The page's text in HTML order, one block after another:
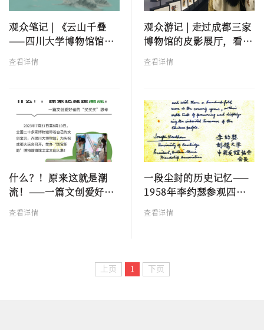
观众笔记 | 《云山千叠
——四川大学博物馆馆藏
查看详情
观众游记 | 走过成都三家
博物馆的皮影展厅，看
查看详情
什么？！原来这就是潮
流！——一篇文创爱好者
的“买买买”思考
查看详情
一段尘封的历史记忆——
1958年李约瑟参观四川
大学博物馆记
查看详情
上页 1 下页